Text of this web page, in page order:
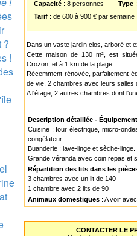
?
!
Capacité : 8 personnes Type
Tarif : de 600 à 900 € par semaine
Dans un vaste jardin clos, arboré et
Cette maison de 130 m², est
Crozon, et à 1 km de la plage.
Récemment rénovée, parfaitement
de vie, 2 chambres avec leurs salles
A l'étage, 2 autres chambres dont
Description détaillée -
Cuisine : four électrique, micro-
congélateur.
Buanderie : lave-linge et sèche-linge.
Grande véranda avec coin repas et
Répartition des lits dans les
3 chambres avec un lit de 140
1 chambre avec 2 lits de 90
Animaux domestiques : A voir
CONTACTER LE